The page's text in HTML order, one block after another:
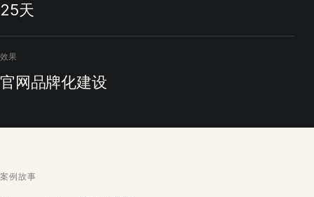
25天
效果
官网品牌化建设
案例故事